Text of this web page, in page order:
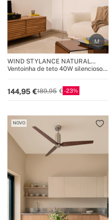
WIND STYLANCE NATURAL
WOOD
Ventoinha de teto 40W silencioso
144,95 189,95 23
NOVO